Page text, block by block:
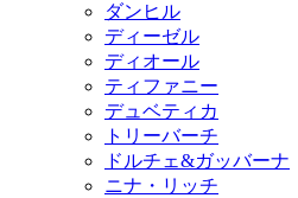
ダンヒル
ディーゼル
ディオール
ティファニー
デュベティカ
トリーバーチ
ドルチェ&ガッバーナ
ニナ・リッチ